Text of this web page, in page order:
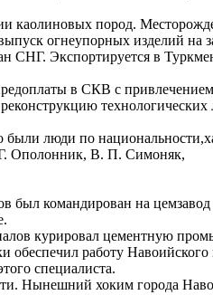
пород.
огнеупорных изделий на
Экспортируется в
в СКВ с
люди по
Г. Ополонник, В. П. Симоняк,
командирован на
курировал цементную
работу
специалиста.
Нынешний хоким города